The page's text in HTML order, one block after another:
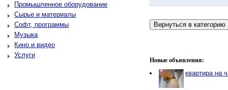
Промышленное оборудование
Сырье и материалы
Софт, программы
Музыка
Кино и видео
Услуги
Новые объявления:
квартира на